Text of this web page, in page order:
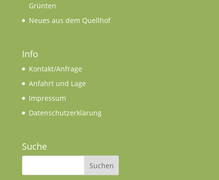
Grünten
Neues aus dem Quellhof
Info
Kontakt/Anfrage
Anfahrt und Lage
Impressum
Datenschutzerklärung
Suche